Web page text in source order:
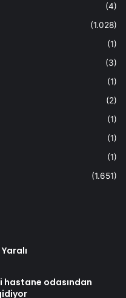
(4)
(1.028)
(1)
(3)
(1)
(2)
(1)
(1)
(1)
(1.651)
hastane odasından